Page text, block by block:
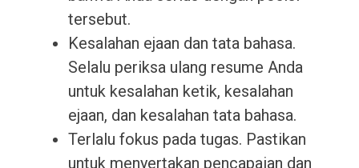
tersebut.
Kesalahan ejaan dan tata bahasa.
Selalu periksa ulang resume Anda
untuk kesalahan ketik, kesalahan
ejaan, dan kesalahan tata bahasa.
Terlalu fokus pada tugas. Pastikan
untuk menyertakan pencapaian dan